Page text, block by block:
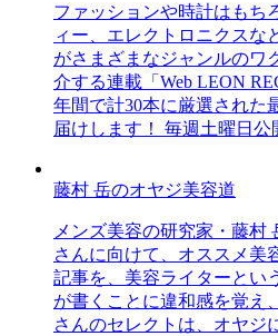
ファッションや時計はもち
ィー、エレクトロニクスな
がさまざまなジャンルのワ
介する連載「Web LEON
年間で計30本に厳選された
届けします！ 毎週土曜日公
藤村 岳のオヤジ美容道
メンズ美容の研究家・藤村
さんに向けて、オススメ美
記事を、美容ライターとい
が書くことに違和感を覚え
さんのセレクトは、オヤジ